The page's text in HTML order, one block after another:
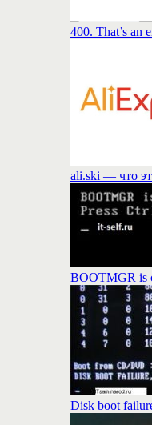
400. That’s an
ali.ski — что
BOOTMGR is
Disk boot